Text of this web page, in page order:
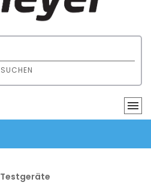
SUCHEN
Testgeräte